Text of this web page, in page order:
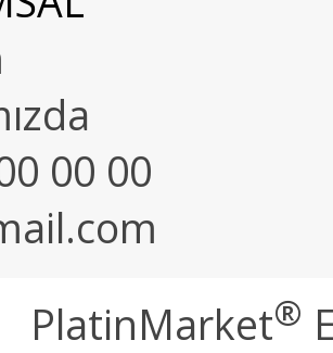
00 00
PlatinMarket®